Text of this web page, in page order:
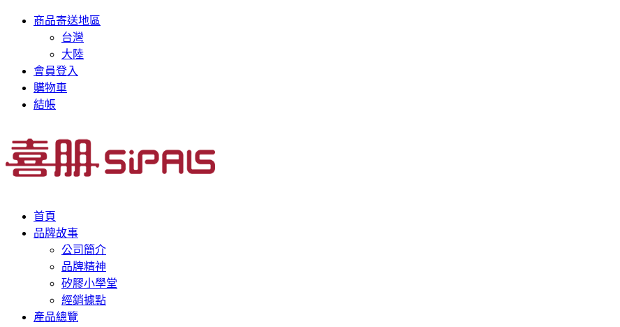
商品寄送地區
台灣
大陸
會員登入
購物車
結帳
首頁
品牌故事
公司簡介
品牌精神
矽膠小學堂
經銷據點
產品總覽